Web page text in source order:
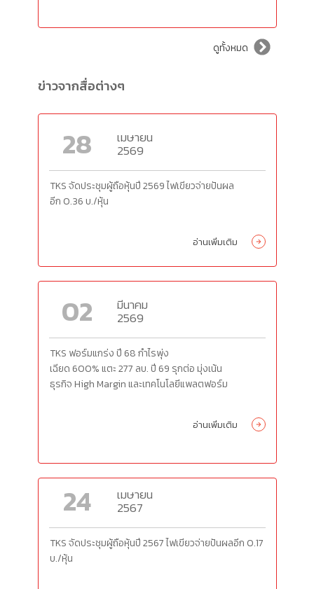
ดูทั้งหมด
ข่าวจากสื่อต่างๆ
28 เมษายน
2569
TKSจัดประชุมผู้ถือหุ้นปี2569ไฟเขียวจ่ายปันผล
อีก 0.36บ./หุ้น
อ่านเพิ่มเติม
02 มีนาคม
2569
TKS ฟอร์มแกร่ง ปี68กำไรพุ่ง
เฉียด600%แตะ277 ลบ. ปี69 รุกต่อ มุ่งเน้น
ธุรกิจHigh Marginและเทคโนโลยีแพลตฟอร์ม
อ่านเพิ่มเติม
24 เมษายน
2567
TKS จัดประชุมผู้ถือหุ้นปี 2567 ไฟเขียวจ่ายปันผลอีก 0.17
บ./หุ้น